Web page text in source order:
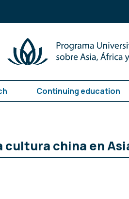
Continuing education
cultura china en